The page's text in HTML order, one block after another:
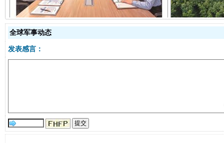
全球军事动态
发表感言：